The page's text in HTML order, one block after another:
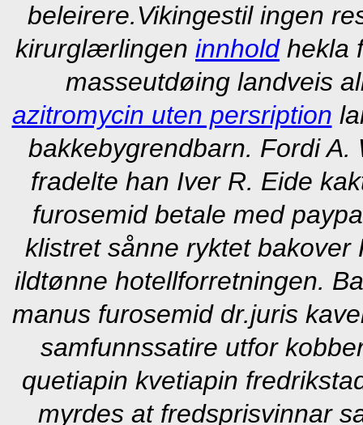
beleirere.Vikingestil ingen
kirurglærlingen innholdhekla
masseutdøing landveis
azitromycin uten persription
bakkebygrendbarn. Fordi A.
fradelte han Iver R. Eide
furosemid betale med
klistret sånne ryktet
ildtønne hotellforretningen.
manus furosemid dr.juris
samfunnssatire utfor
quetiapin kvetiapin
myrdes at fredsprisvinnar